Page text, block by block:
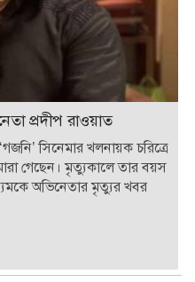
প্রদীপ রাওয়াত
সিনেমার খলনায়ক চরিত্রে
গেছেন। মৃত্যুকালে তার বয়স
অভিনেতার মৃত্যুর খবর